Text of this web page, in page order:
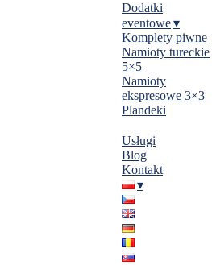
Dodatki
eventowe
Komplety piwne
Namioty tureckie
5×5
Namioty
ekspresowe 3×3
Plandeki
Usługi
Blog
Kontakt